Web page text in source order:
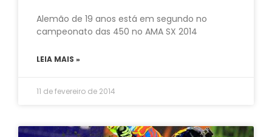
Alemão de 19 anos está em segundo no
campeonato das 450 no AMA SX 2014
LEIA MAIS »
11 de fevereiro de 2014